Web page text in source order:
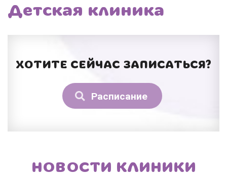
Детская клиника
ХОТИТЕ СЕЙЧАС ЗАПИСАТЬСЯ?
Расписание
НОВОСТИ КЛИНИКИ